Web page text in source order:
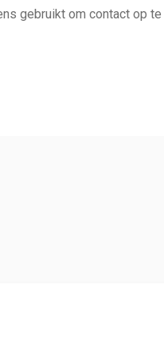
gebruikt om contact op te